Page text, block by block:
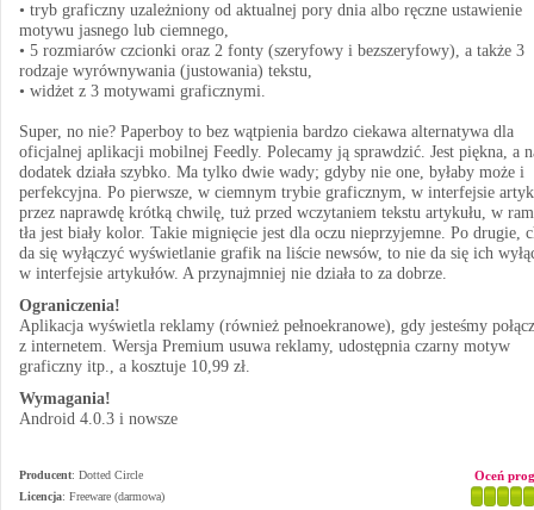
• tryb graficzny uzależniony od aktualnej pory dnia albo ręczne ustawienie
motywu jasnego lub ciemnego,
• 5 rozmiarów czcionki oraz 2 fonty (szeryfowy i bezszeryfowy), a także 3
rodzaje wyrównywania (justowania) tekstu,
• widżet z 3 motywami graficznymi.
Super, no nie? Paperboy to bez wątpienia bardzo ciekawa alternatywa dla
oficjalnej aplikacji mobilnej Feedly. Polecamy ją sprawdzić. Jest piękna, a
dodatek działa szybko. Ma tylko dwie wady; gdyby nie one, byłaby może i
perfekcyjna. Po pierwsze, w ciemnym trybie graficznym, w interfejsie
przez naprawdę krótką chwilę, tuż przed wczytaniem tekstu artykułu, w
tła jest biały kolor. Takie mignięcie jest dla oczu nieprzyjemne. Po drugie,
da się wyłączyć wyświetlanie grafik na liście newsów, to nie da się ich
w interfejsie artykułów. A przynajmniej nie działa to za dobrze.
Ograniczenia!
Aplikacja wyświetla reklamy (również pełnoekranowe), gdy jesteśmy
z internetem. Wersja Premium usuwa reklamy, udostępnia czarny motyw
graficzny itp., a kosztuje 10,99 zł.
Wymagania!
Android 4.0.3 i nowsze
Producent: Dotted Circle
Licencja: Freeware (darmowa)
Oceń